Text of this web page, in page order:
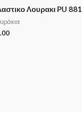
Λουρακι PU 881